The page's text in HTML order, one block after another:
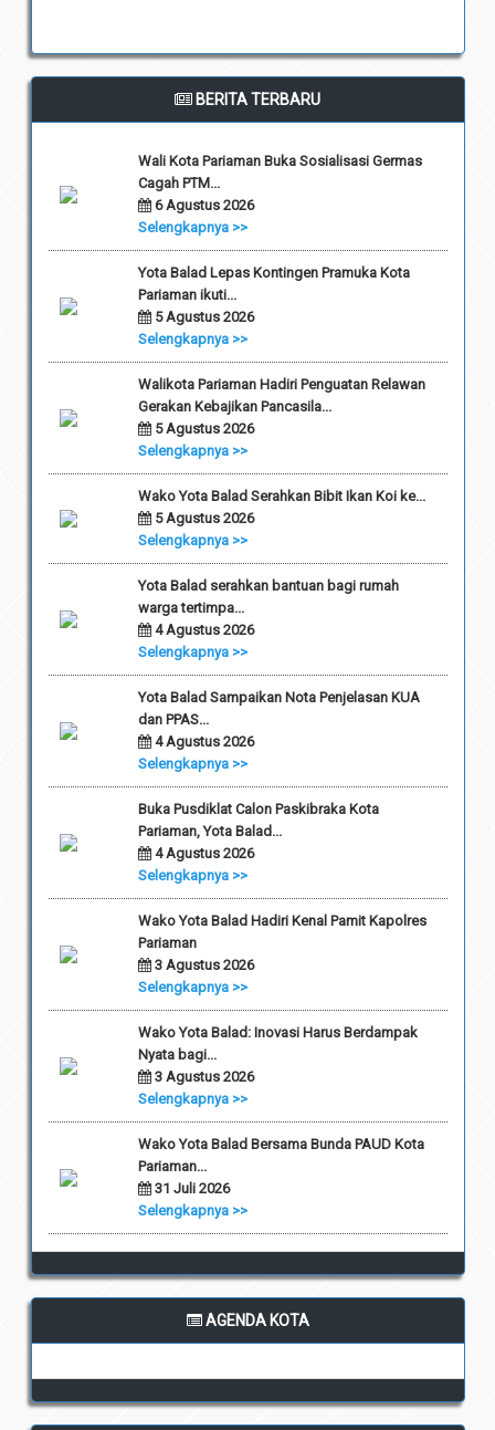
BERITA TERBARU
Wali Kota Pariaman Buka Sosialisasi Germas
Cagah PTM...
6 Agustus 2026
Selengkapnya >>
Yota Balad Lepas Kontingen Pramuka Kota
Pariaman ikuti...
5 Agustus 2026
Selengkapnya >>
Walikota Pariaman Hadiri Penguatan Relawan
Gerakan Kebajikan Pancasila...
5 Agustus 2026
Selengkapnya >>
Wako Yota Balad Serahkan Bibit Ikan Koi ke...
5 Agustus 2026
Selengkapnya >>
Yota Balad serahkan bantuan bagi rumah
warga tertimpa...
4 Agustus 2026
Selengkapnya >>
Yota Balad Sampaikan Nota Penjelasan KUA
dan PPAS...
4 Agustus 2026
Selengkapnya >>
Buka Pusdiklat Calon Paskibraka Kota
Pariaman, Yota Balad...
4 Agustus 2026
Selengkapnya >>
Wako Yota Balad Hadiri Kenal Pamit Kapolres
Pariaman
3 Agustus 2026
Selengkapnya >>
Wako Yota Balad: Inovasi Harus Berdampak
Nyata bagi...
3 Agustus 2026
Selengkapnya >>
Wako Yota Balad Bersama Bunda PAUD Kota
Pariaman...
31 Juli 2026
Selengkapnya >>
AGENDA KOTA